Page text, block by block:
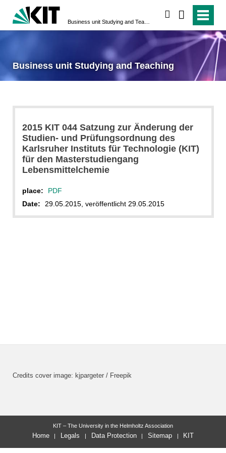
Business unit Studying and Teaching
2015 KIT 044 Satzung zur Änderung der
Studien- und Prüfungsordnung des
Karlsruher Instituts für Technologie (KIT)
für den Masterstudiengang
Lebensmittelchemie
place:
PDF
Date:
29.05.2015, veröffentlicht 29.05.2015
Credits cover image: kjpargeter / Freepik
KIT – The University in the Helmholtz Association
Home Legals Data Protection Sitemap KIT